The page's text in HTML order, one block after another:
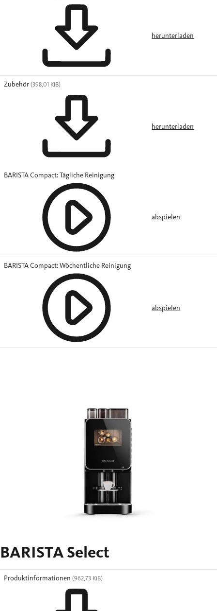
herunterladen
Zubehör(398,01 KiB)
herunterladen
BARISTA Compact: Tägliche Reinigung
abspielen
BARISTA Compact: Wöchentliche Reinigung
abspielen
BARISTA Select
Produktinformationen(962,73 KiB)